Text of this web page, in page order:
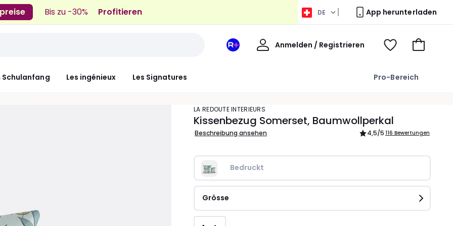
Bis zu -30% Profitieren DE App herunterladen
Schulanfang Les ingénieux Les Signatures Pro-Bereich
Ihr
Anmelden / Registrieren
Willkommen
Voir
Zum
LA REDOUTE INTERIEURS
Kissenbezug Somerset, Baumwollperkal
Beschreibung ansehen 4,5/5 116 Bewertungen
Bedruckt
Grösse